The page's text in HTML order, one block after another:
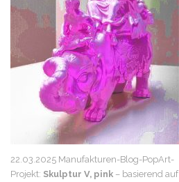
22.03.2025 Manufakturen-Blog-PopArt-
Projekt: Skulptur V, pink – basierend auf